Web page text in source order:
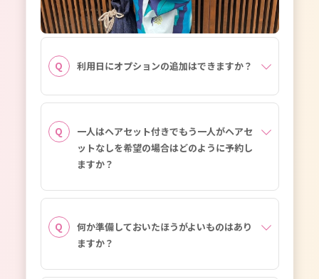
利用日にオプションの追加はできますか？
一人はヘアセット付きでもう一人がヘアセ
ットなしを希望の場合はどのように予約し
ますか？
何か準備しておいたほうがよいものはあり
ますか？